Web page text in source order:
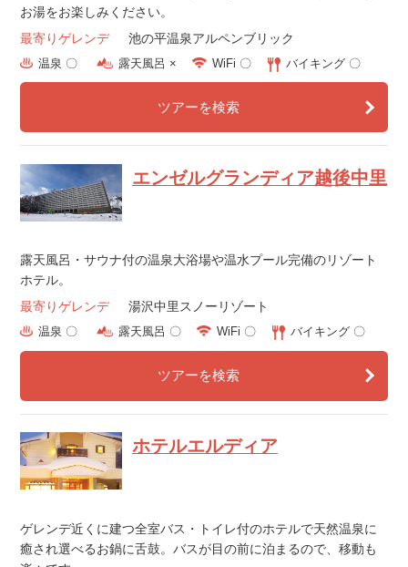
お湯をお楽しみください。
最寄りゲレンデ
池の平温泉アルペンブリック
温泉 〇 露天風呂 × WiFi 〇 バイキング 〇
ツアーを検索
エンゼルグランディア越後中里
露天風呂・サウナ付の温泉大浴場や温水プール完備のリゾート
ホテル。
最寄りゲレンデ
湯沢中里スノーリゾート
温泉 〇 露天風呂 〇 WiFi 〇 バイキング 〇
ツアーを検索
ホテルエルディア
ゲレンデ近くに建つ全室バス・トイレ付のホテルで天然温泉に
癒され選べるお鍋に舌鼓。バスが目の前に泊まるので、移動も